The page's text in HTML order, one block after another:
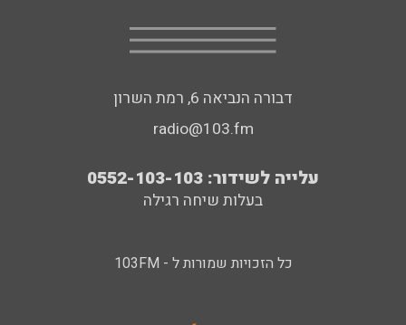
דבורה הנביאה 6, רמת השרון
radio@103.fm
עלייה לשידור: 0552-103-103
בעלות שיחה רגילה
כל הזכויות שמורות ל - 103FM